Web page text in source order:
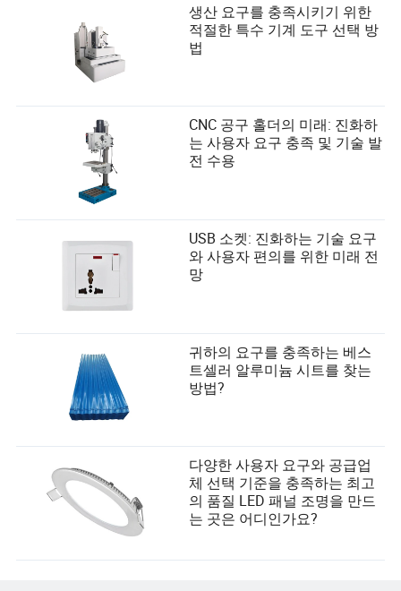
생산 요구를 충족시키기 위한
적절한 특수 기계 도구 선택 방
법
CNC 공구 홀더의 미래: 진화하
는 사용자 요구 충족 및 기술 발
전 수용
USB 소켓: 진화하는 기술 요구
와 사용자 편의를 위한 미래 전
망
귀하의 요구를 충족하는 베스
트셀러 알루미늄 시트를 찾는
방법?
다양한 사용자 요구와 공급업
체 선택 기준을 충족하는 최고
의 품질 LED 패널 조명을 만드
는 곳은 어디인가요?